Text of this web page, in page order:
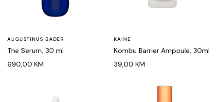
AUGUSTINUS BADER
The Serum, 30 ml
690,00 KM
KAINE
Kombu Barrier Ampoule, 30ml
39,00 KM